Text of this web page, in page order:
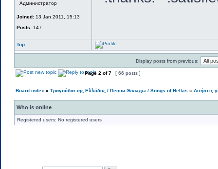
Администратор
Joined: 13 Jan 2011, 15:13
Posts: 147
Top
Display posts from previous:
Page 2 of7 [ 66 posts ]
Board index » Τραγούδια της Ελλάδας / Песни Эллады / Songs of Hellas » Αιτήσεις
Who is online
Registered users: No registered users